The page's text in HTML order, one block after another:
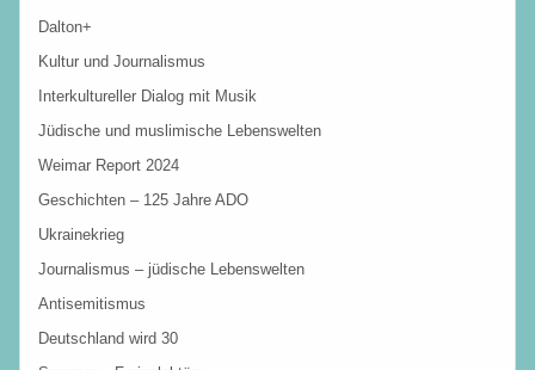
Dalton+
Kultur und Journalismus
Interkultureller Dialog mit Musik
Jüdische und muslimische Lebenswelten
Weimar Report 2024
Geschichten – 125 Jahre ADO
Ukrainekrieg
Journalismus – jüdische Lebenswelten
Antisemitismus
Deutschland wird 30